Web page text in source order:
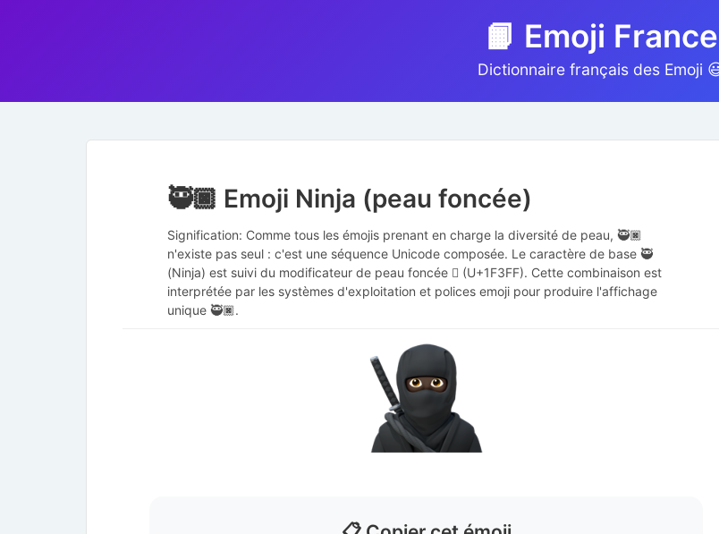
📙 Emoji France
Dictionnaire français des Emoji
🥷🏿 Emoji Ninja (peau foncée)
Signification: Comme tous les émojis prenant en charge la diversité de peau, 🥷🏿
n'existe pas seul : c'est une séquence Unicode composée. Le caractère de base 🥷
(Ninja) est suivi du modificateur de peau foncée 🏿 (U+1F3FF). Cette combinaison est
interprétée par les systèmes d'exploitation et polices emoji pour produire l'affichage
unique 🥷🏿.